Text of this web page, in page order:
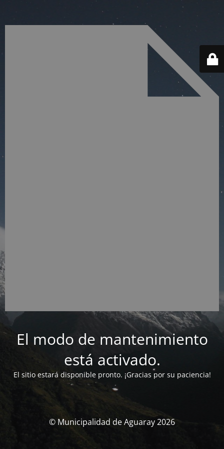
El modo de mantenimiento
está activado.
El sitio estará disponible pronto. ¡Gracias por su paciencia!
© Municipalidad de Aguaray 2026